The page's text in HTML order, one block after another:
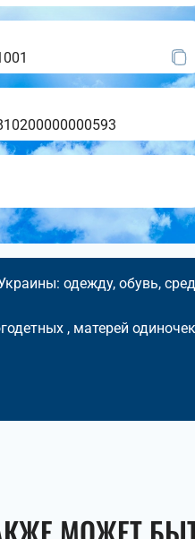
одежду, обувь,
, матерей